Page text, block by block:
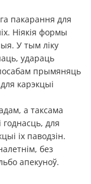
пакарання для
Ніякія формы
У тым ліку
удараць
прымяняць
карэкцыі
а таксама
для
іх паводзін.
без
апекуноў.